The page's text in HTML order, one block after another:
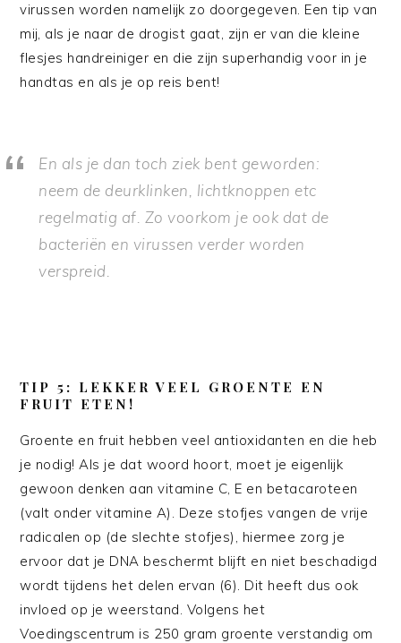
virussen worden namelijk zo doorgegeven. Een tip van
mij, als je naar de drogist gaat, zijn er van die kleine
flesjes handreiniger en die zijn superhandig voor in je
handtas en als je op reis bent!
En als je dan toch ziek bent geworden:
neem de deurklinken, lichtknoppen etc
regelmatig af. Zo voorkom je ook dat de
bacteriën en virussen verder worden
verspreid.
TIP 5: LEKKER VEEL GROENTE EN
FRUIT ETEN!
Groente en fruit hebben veel antioxidanten en die heb
je nodig! Als je dat woord hoort, moet je eigenlijk
gewoon denken aan vitamine C, E en betacaroteen
(valt onder vitamine A). Deze stofjes vangen de vrije
radicalen op (de slechte stofjes), hiermee zorg je
ervoor dat je DNA beschermt blijft en niet beschadigd
wordt tijdens het delen ervan (6). Dit heeft dus ook
invloed op je weerstand. Volgens het
Voedingscentrum is 250 gram groente verstandig om